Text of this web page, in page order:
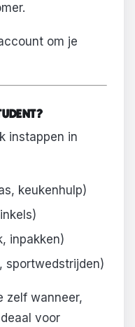
om je
instappen in
keukenhulp)
inpakken)
sportwedstrijden)
zelf wanneer,
voor